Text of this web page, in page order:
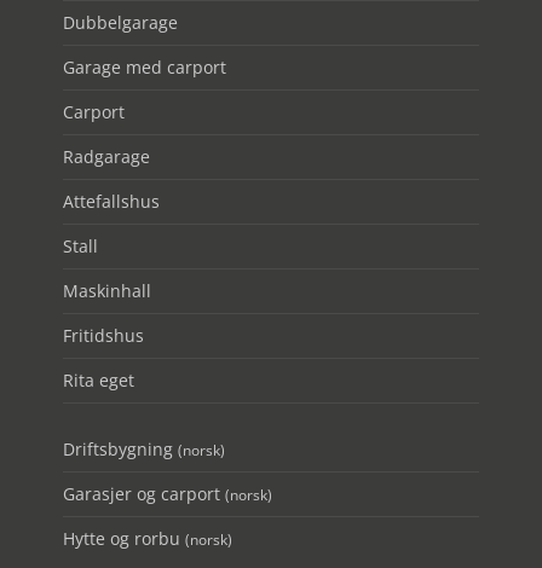
Dubbelgarage
Garage med carport
Carport
Radgarage
Attefallshus
Stall
Maskinhall
Fritidshus
Rita eget
Driftsbygning(norsk)
Garasjer og carport(norsk)
Hytte og rorbu(norsk)